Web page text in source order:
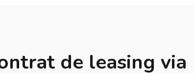
de leasing via